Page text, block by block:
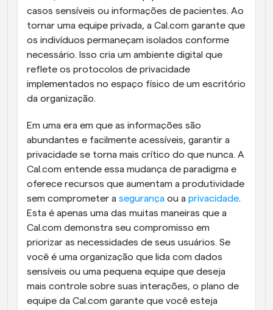
casos sensíveis ou informações de pacientes. Ao
tornar uma equipe privada, a Cal.com garante que
os indivíduos permaneçam isolados conforme
necessário. Isso cria um ambiente digital que
reflete os protocolos de privacidade
implementados no espaço físico de um escritório
da organização.
Em uma era em que as informações são
abundantes e facilmente acessíveis, garantir a
privacidade se torna mais crítico do que nunca. A
Cal.com entende essa mudança de paradigma e
oferece recursos que aumentam a produtividade
sem comprometer a segurança ou a privacidade.
Esta é apenas uma das muitas maneiras que a
Cal.com demonstra seu compromisso em
priorizar as necessidades de seus usuários. Se
você é uma organização que lida com dados
sensíveis ou uma pequena equipe que deseja
mais controle sobre suas interações, o plano de
equipe da Cal.com garante que você esteja